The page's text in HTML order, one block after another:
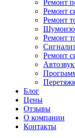
Ремонт
Ремонт
Ремонт
Ремонт
Ремонт
Блог
Цены
Отзывы
О компании
Контакты